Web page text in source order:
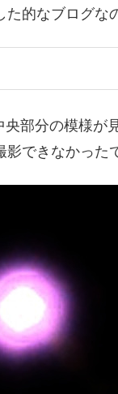
的なブログな
部分の模様が
できなかった